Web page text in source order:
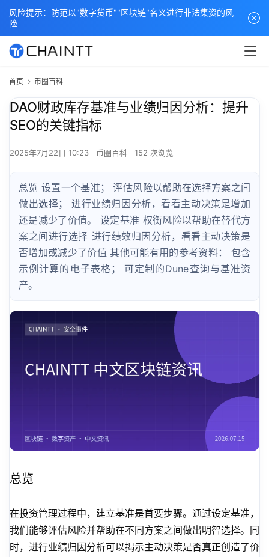
首页 币圈百科
DAO财政库存基准与业绩归因分析：提升
SEO的关键指标
2025年7月22日 10:23 币圈百科 152 次浏览
总览 设置一个基准； 评估风险以帮助在选择方案之间
做出选择； 进行业绩归因分析，看看主动决策是增加
还是减少了价值。 设定基准 权衡风险以帮助在替代方
案之间进行选择 进行绩效归因分析，看看主动决策是
否增加或减少了价值 其他可能有用的参考资料： 包含
示例计算的电子表格； 可定制的Dune查询与基准资
产。
总览
在投资管理过程中，建立基准是首要步骤。通过设定基准，
我们能够评估风险并帮助在不同方案之间做出明智选择。同
时，进行业绩归因分析可以揭示主动决策是否真正创造了价
风险提示：防范以"数字货币""区块链"名义进行非法集资的风
险